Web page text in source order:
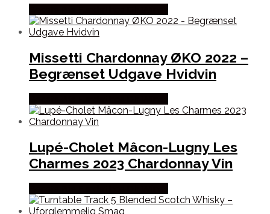
Missetti Chardonnay ØKO 2022 –
Begrænset Udgave Hvidvin
Lupé-Cholet Mâcon-Lugny Les
Charmes 2023 Chardonnay Vin